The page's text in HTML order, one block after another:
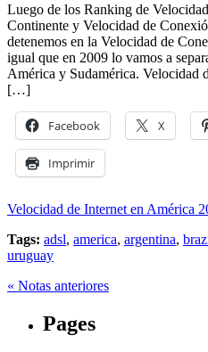
Luego de los Ranking de
Continente y Velocidad de
detenemos en la Velocidad de
igual que en 2009 lo vamos a
América y Sudamérica. Velocidad
[…]
Facebook X
Imprimir
Velocidad de Internet en América
Tags: adsl, america, argentina,
uruguay
« Notas anteriores
Pages